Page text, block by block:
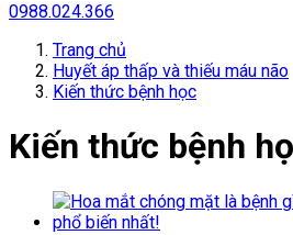
0988.024.366
Trang chủ
Huyết áp thấp và thiếu máu não
Kiến thức bệnh học
Kiến thức bệnh